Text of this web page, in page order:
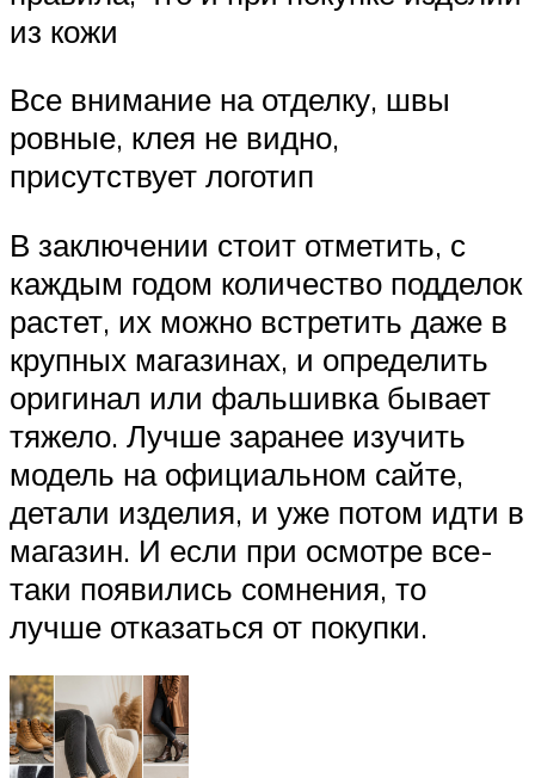
из кожи
Все внимание на отделку, швы
ровные, клея не видно,
присутствует логотип
В заключении стоит отметить, с
каждым годом количество подделок
растет, их можно встретить даже в
крупных магазинах, и определить
оригинал или фальшивка бывает
тяжело. Лучше заранее изучить
модель на официальном сайте,
детали изделия, и уже потом идти в
магазин. И если при осмотре все-
таки появились сомнения, то
лучше отказаться от покупки.